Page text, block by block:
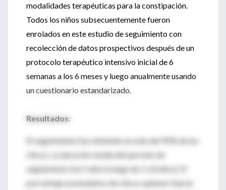
modalidades terapéuticas para la constipación.
Todos los niños subsecuentemente fueron
enrolados en este estudio de seguimiento con
recolección de datos prospectivos después de un
protocolo terapéutico intensivo inicial de 6
semanas a los 6 meses y luego anualmente usando
un cuestionario estandarizado.
Resultados:
El seguimiento fue obtenido en más del 95% de los
chicos. La duración media del período de
seguimiento fue 5 años (rango de 1 a 8 años). El
porcentaje acumulativo de chicos quienes fueron